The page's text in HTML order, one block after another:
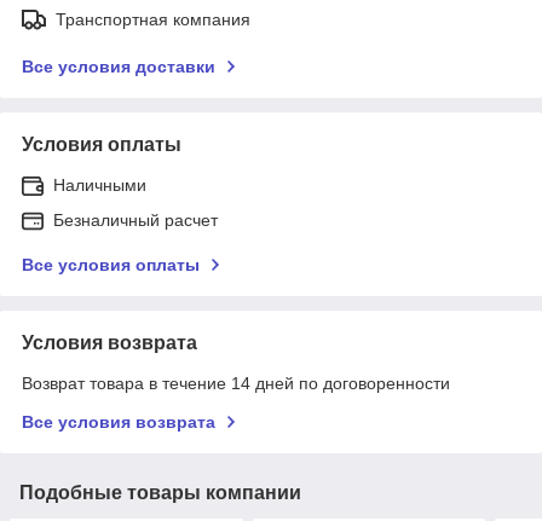
Транспортная компания
Все условия доставки
Условия оплаты
Наличными
Безналичный расчет
Все условия оплаты
Условия возврата
Возврат товара в течение 14 дней по договоренности
Все условия возврата
Подобные товары компании